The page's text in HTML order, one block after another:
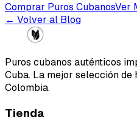
Comprar Puros CubanosVer
← Volver al Blog
Puros cubanos auténticos
Cuba. La mejor selección de
Colombia.
Tienda